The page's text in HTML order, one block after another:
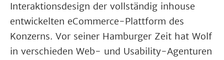
Interaktionsdesign der vollständig inhouse
entwickelten eCommerce-Plattform des
Konzerns. Vor seiner Hamburger Zeit hat Wolf
in verschieden Web- und Usability-Agenturen